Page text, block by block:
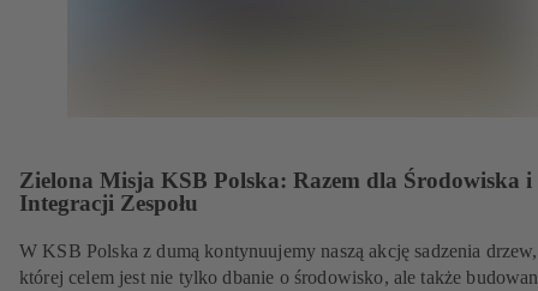
Zielona Misja KSB Polska: Razem dla Środowiska i
Integracji Zespołu
W KSB Polska z dumą kontynuujemy naszą akcję sadzenia drzew,
której celem jest nie tylko dbanie o środowisko, ale także